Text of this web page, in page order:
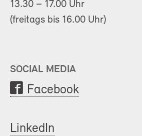
13.30 – 17.00 Uhr
(freitags bis 16.00 Uhr)
SOCIAL MEDIA
Facebook
LinkedIn